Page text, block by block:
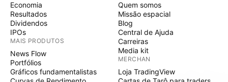
Economia
Resultados
Dividendos
IPOs
MAIS PRODUTOS
News Flow
Portfólios
Gráficos fundamentalistas
Quem somos
Missão espacial
Blog
Central de Ajuda
Carreiras
Media kit
MERCHAN
Loja TradingView